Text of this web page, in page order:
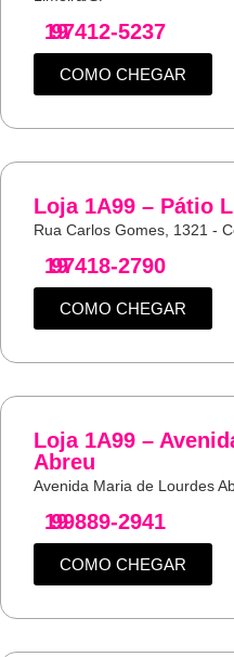
19
97412-5237
COMO CHEGAR
Loja 1A99 – Pátio
Rua Carlos Gomes, 1321 -
19
97418-2790
COMO CHEGAR
Loja 1A99 –
Abreu
Avenida Maria de Lourdes
19
99889-2941
COMO CHEGAR